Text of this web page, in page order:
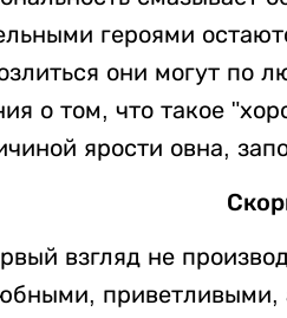
героями
они могут по
о том, что такое
ярости овна,
взгляд не